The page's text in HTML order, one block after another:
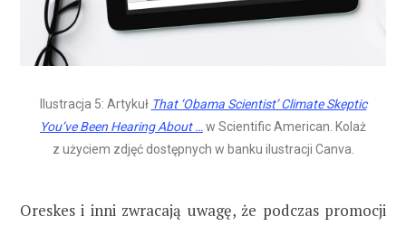
Ilustracja 5: Artykuł That ‘Obama Scientist’ Climate Skeptic
You’ve Been Hearing About …w Scientific American. Kolaż
z użyciem zdjęć dostępnych w banku ilustracji Canva.
Oreskes i inni zwracają uwagę, że podczas promocji